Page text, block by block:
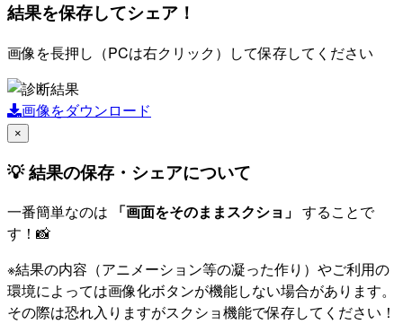
結果を保存してシェア！
画像を長押し（PCは右クリック）して保存してください
画像をダウンロード
×
💡 結果の保存・シェアについて
一番簡単なのは 「画面をそのままスクショ」 することで
す！📸
※結果の内容（アニメーション等の凝った作り）やご利用の
環境によっては画像化ボタンが機能しない場合があります。
その際は恐れ入りますがスクショ機能で保存してください！